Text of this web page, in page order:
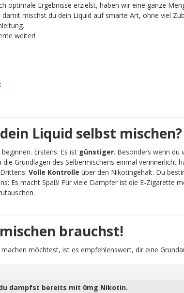
optimale Ergebnisse erzielst, haben wir eine ganze
mischst du dein Liquid auf smarte Art, ohne viel
weiter!
Liquid selbst mischen?
Erstens: Es ist günstiger. Besonders wenn du
die Grundlagen des Selbermischens einmal
Volle Kontrolle über den Nikotingehalt. Du
Es macht Spaß! Für viele Dampfer ist die E-Zigarette
brauchst!
möchtest, ist es empfehlenswert, dir eine
dampfst bereits mit 0mg Nikotin.